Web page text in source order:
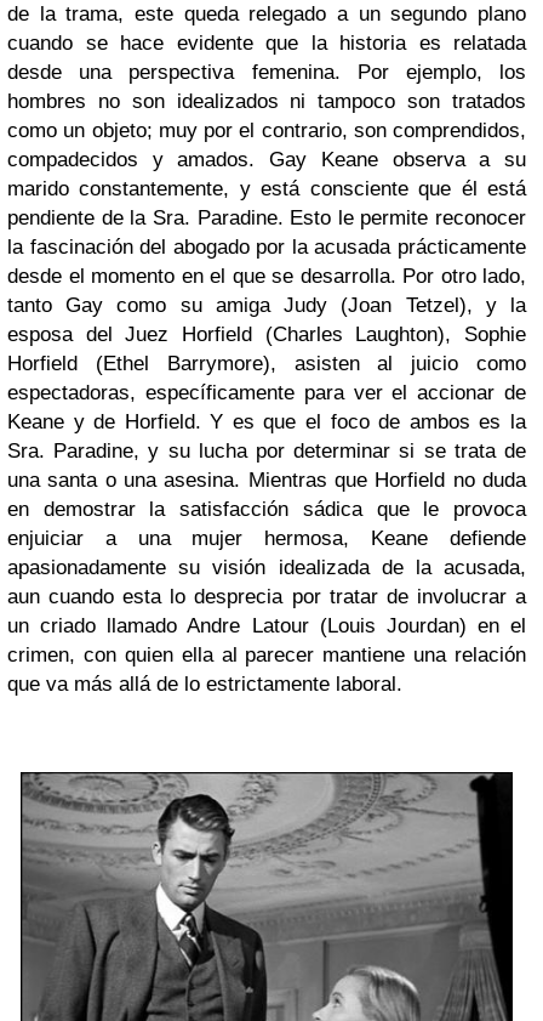
de la trama, este queda relegado a un segundo plano
cuando se hace evidente que la historia es relatada
desde una perspectiva femenina. Por ejemplo, los
hombres no son idealizados ni tampoco son tratados
como un objeto; muy por el contrario, son comprendidos,
compadecidos y amados. Gay Keane observa a su
marido constantemente, y está consciente que él está
pendiente de la Sra. Paradine. Esto le permite reconocer
la fascinación del abogado por la acusada prácticamente
desde el momento en el que se desarrolla. Por otro lado,
tanto Gay como su amiga Judy (Joan Tetzel), y la
esposa del Juez Horfield (Charles Laughton), Sophie
Horfield (Ethel Barrymore), asisten al juicio como
espectadoras, específicamente para ver el accionar de
Keane y de Horfield. Y es que el foco de ambos es la
Sra. Paradine, y su lucha por determinar si se trata de
una santa o una asesina. Mientras que Horfield no duda
en demostrar la satisfacción sádica que le provoca
enjuiciar a una mujer hermosa, Keane defiende
apasionadamente su visión idealizada de la acusada,
aun cuando esta lo desprecia por tratar de involucrar a
un criado llamado Andre Latour (Louis Jourdan) en el
crimen, con quien ella al parecer mantiene una relación
que va más allá de lo estrictamente laboral.